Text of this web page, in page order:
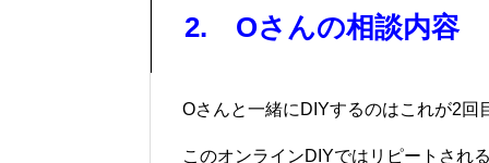
2. Oさんの相談内容
Oさんと一緒にDIYするのはこれが2回
このオンラインDIYではリピートされ